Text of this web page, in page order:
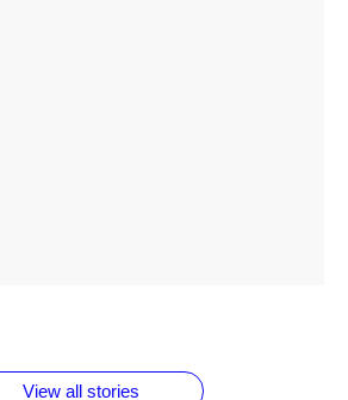
View all stories